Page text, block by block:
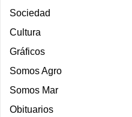
Sociedad
Cultura
Gráficos
Somos Agro
Somos Mar
Obituarios